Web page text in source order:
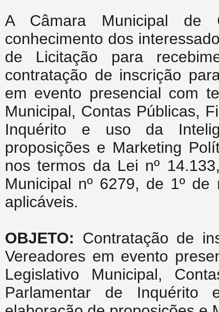
A Câmara Municipal de
conhecimento dos
de Licitação para
contratação de inscrição
em evento presencial com
Municipal, Contas Públicas,
Inquérito e uso da
proposições e Marketing
nos termos da Lei nº
Municipal nº 6279, de 1º
aplicáveis.
OBJETO: Contratação de
Vereadores em evento
Legislativo Municipal,
Parlamentar de